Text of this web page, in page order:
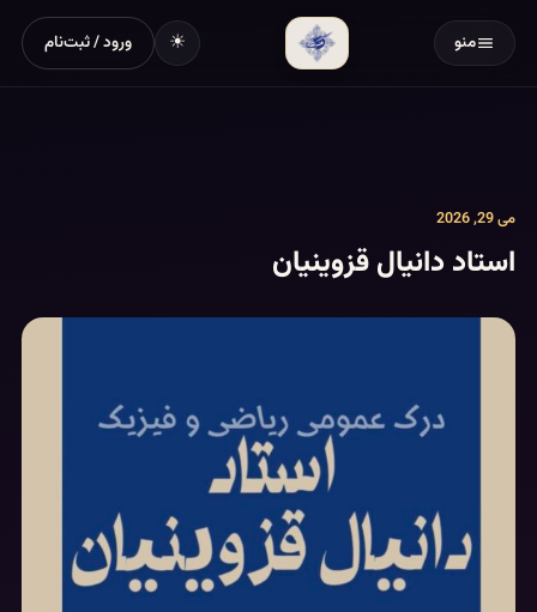
منو ☀ ورود / ثبت‌نام
می 29, 2026
استاد دانیال قزوینیان